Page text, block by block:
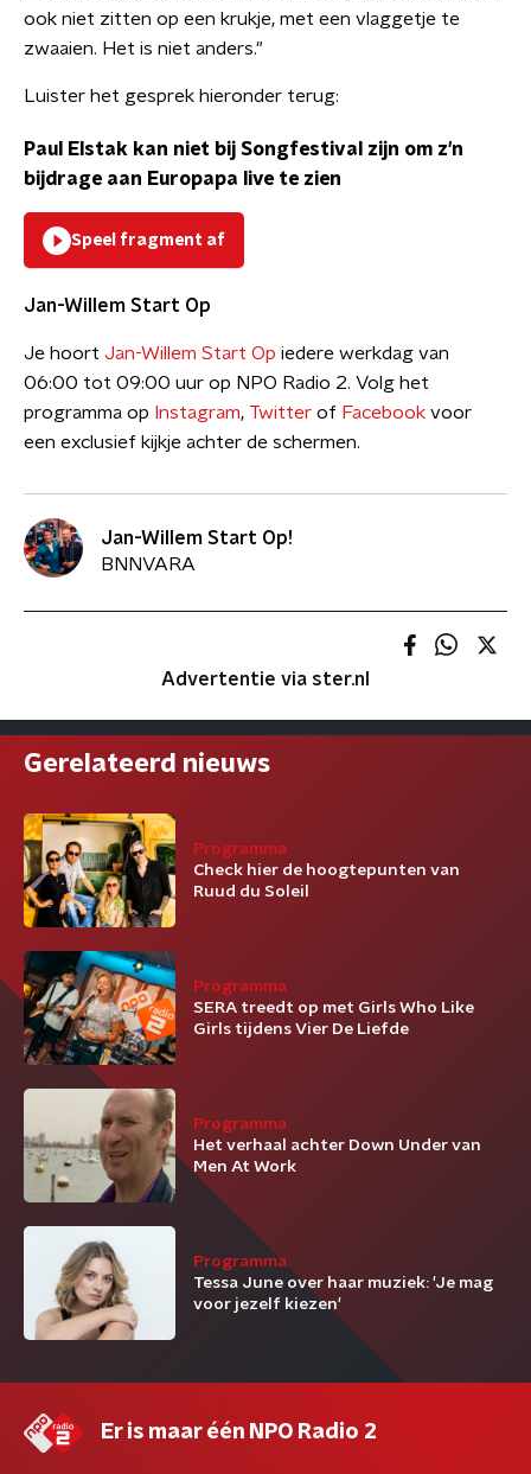
ook niet zitten op een krukje, met een vlaggetje te
zwaaien. Het is niet anders."
Luister het gesprek hieronder terug:
Paul Elstak kan niet bij Songfestival zijn om z'n
bijdrage aan Europapa live te zien
Speel fragment af
Jan-Willem Start Op
Je hoort Jan-Willem Start Op iedere werkdag van
06:00 tot 09:00 uur op NPO Radio 2. Volg het
programma op Instagram, Twitter of Facebook voor
een exclusief kijkje achter de schermen.
Jan-Willem Start Op!
BNNVARA
Advertentie via ster.nl
Gerelateerd nieuws
Programma
Check hier de hoogtepunten van
Ruud du Soleil
Programma
SERA treedt op met Girls Who Like
Girls tijdens Vier De Liefde
Programma
Het verhaal achter Down Under van
Men At Work
Programma
Tessa June over haar muziek: 'Je mag
voor jezelf kiezen'
Er is maar één NPO Radio 2